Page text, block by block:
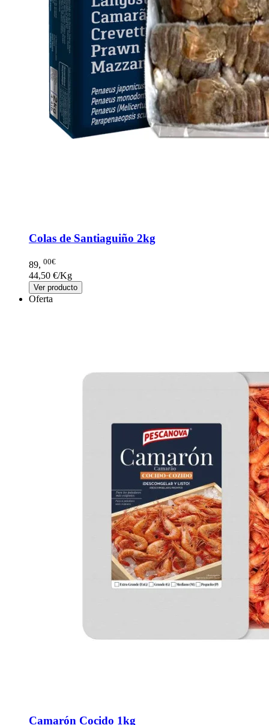
Colas de Santiaguiño 2kg
89, 00€
44,50 €/Kg
Ver producto
Oferta
Camarón Cocido 1kg